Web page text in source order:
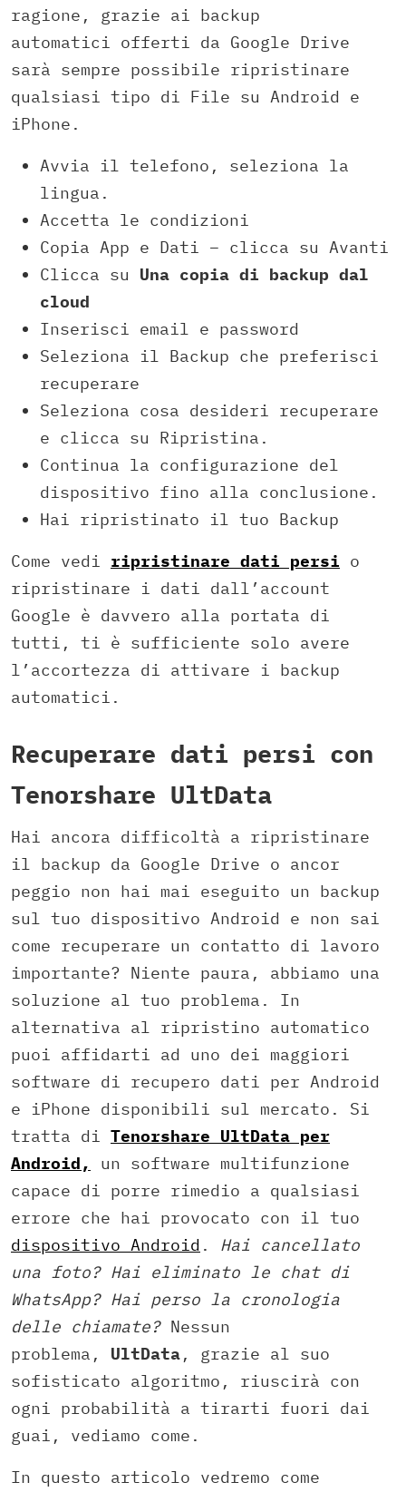
ragione, grazie ai backup
automatici offerti da Google Drive
sarà sempre possibile ripristinare
qualsiasi tipo di File su Android e
iPhone.
Avvia il telefono, seleziona la
lingua.
Accetta le condizioni
Copia App e Dati – clicca su Avanti
Clicca su Una copia di backup dal
cloud
Inserisci email e password
Seleziona il Backup che preferisci
recuperare
Seleziona cosa desideri recuperare
e clicca su Ripristina.
Continua la configurazione del
dispositivo fino alla conclusione.
Hai ripristinato il tuo Backup
Come vedi ripristinare dati persi o
ripristinare i dati dall’account
Google è davvero alla portata di
tutti, ti è sufficiente solo avere
l’accortezza di attivare i backup
automatici.
Recuperare dati persi con
Tenorshare UltData
Hai ancora difficoltà a ripristinare
il backup da Google Drive o ancor
peggio non hai mai eseguito un backup
sul tuo dispositivo Android e non sai
come recuperare un contatto di lavoro
importante? Niente paura, abbiamo una
soluzione al tuo problema. In
alternativa al ripristino automatico
puoi affidarti ad uno dei maggiori
software di recupero dati per Android
e iPhone disponibili sul mercato. Si
tratta di Tenorshare UltData per
Android,
un software multifunzione
capace di porre rimedio a qualsiasi
errore che hai provocato con il tuo
dispositivo Android . Hai cancellato
una foto? Hai eliminato le chat di
WhatsApp? Hai perso la cronologia
delle chiamate?Nessun
problema,
UltData, grazie al suo
sofisticato algoritmo, riuscirà con
ogni probabilità a tirarti fuori dai
guai, vediamo come.
In questo articolo vedremo come